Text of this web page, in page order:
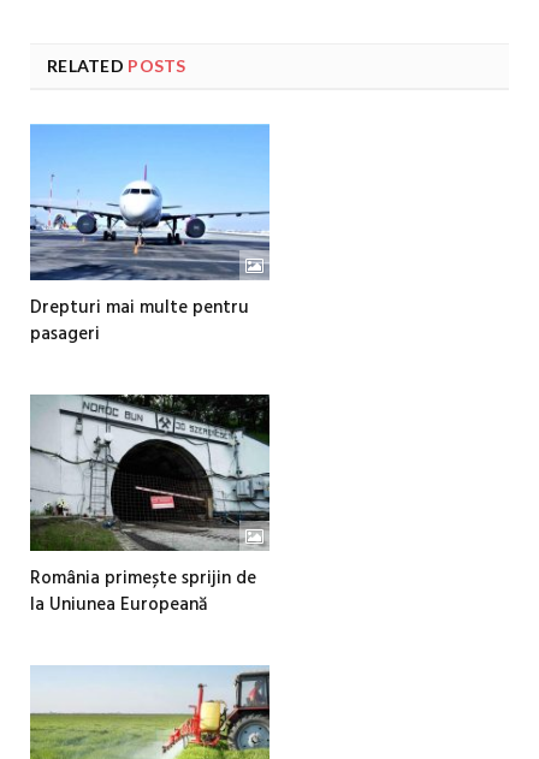
RELATED POSTS
Drepturi mai multe pentru
pasageri
România primește sprijin de
la Uniunea Europeană